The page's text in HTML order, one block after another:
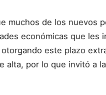
muchos de los nuevos
económicas que les
este plazo
alta, por lo que invitó a